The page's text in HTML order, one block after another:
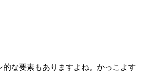
的な要素もありますよね。かっこよす